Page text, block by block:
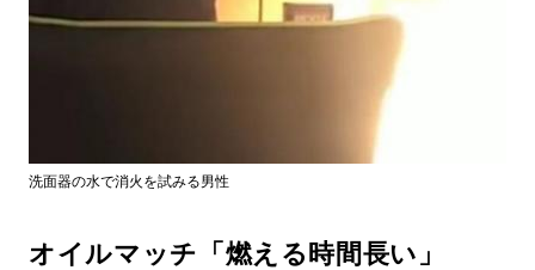
洗面器の水で消火を試みる男性
オイルマッチ「燃える時間長い」